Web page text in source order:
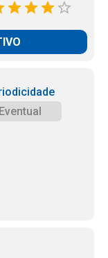
Eventual